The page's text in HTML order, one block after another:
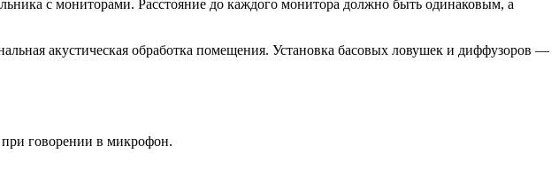
с мониторами. Расстояние до каждого монитора должно быть одинаковым, а
акустическая обработка помещения. Установка басовых ловушек и диффузоров —
говорении в микрофон.